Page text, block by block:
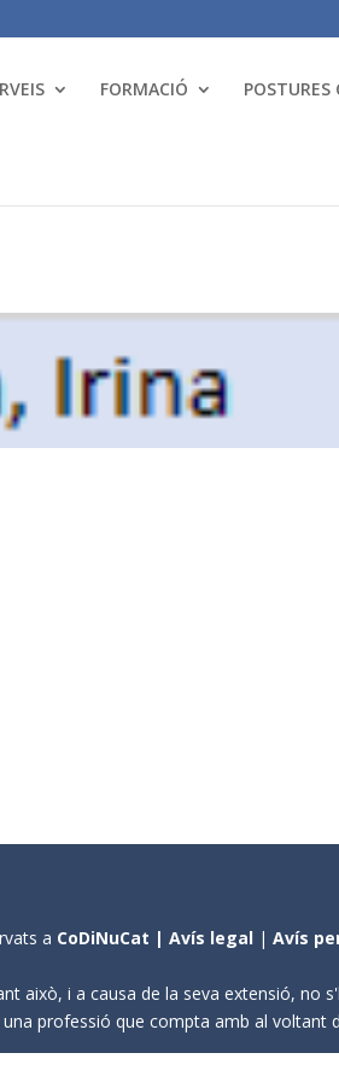
FORMACIÓ POSTURES
a CoDiNuCat |Avís legal |Avís
això, i a causa de la seva extensió, no
professió que compta amb al voltant